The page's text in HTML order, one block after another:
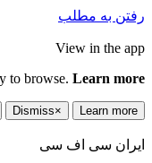
رفتن به مطلب
View in the app
to browse. Learn more
Learn more
×
Dismiss
ایران سی اف سی